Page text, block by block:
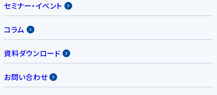
セミナー・イベント
コラム
資料ダウンロード
お問い合わせ